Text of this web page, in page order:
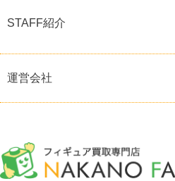
STAFF紹介
運営会社